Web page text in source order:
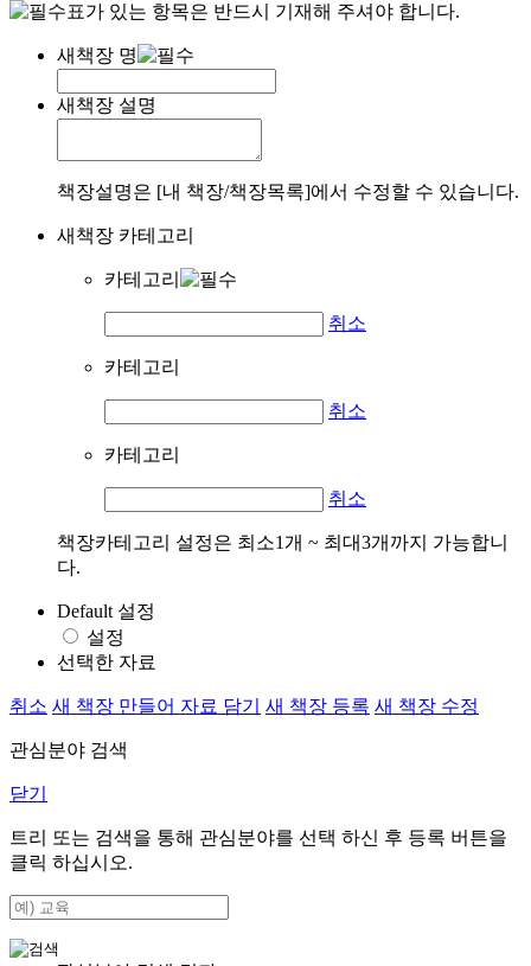
표가 있는 항목은 반드시 기재해 주셔야 합니다.
새책장 명
새책장 설명
책장설명은 [내 책장/책장목록]에서 수정할 수 있습니다.
새책장 카테고리
카테고리
취소
카테고리
취소
카테고리
취소
책장카테고리 설정은 최소1개 ~ 최대3개까지 가능합니
다.
Default 설정
설정
선택한 자료
취소 새 책장 만들어 자료 담기 새 책장 등록 새 책장 수정
관심분야 검색
닫기
트리 또는 검색을 통해 관심분야를 선택 하신 후 등록 버튼을
클릭 하십시오.